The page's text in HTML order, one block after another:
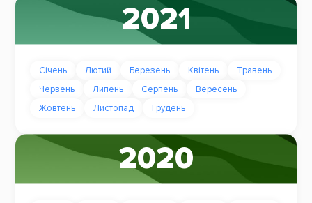
2021
Січень Лютий Березень Квітень
Травень
Червень
Липень Серпень
Вересень
Жовтень
Листопад Грудень
2020